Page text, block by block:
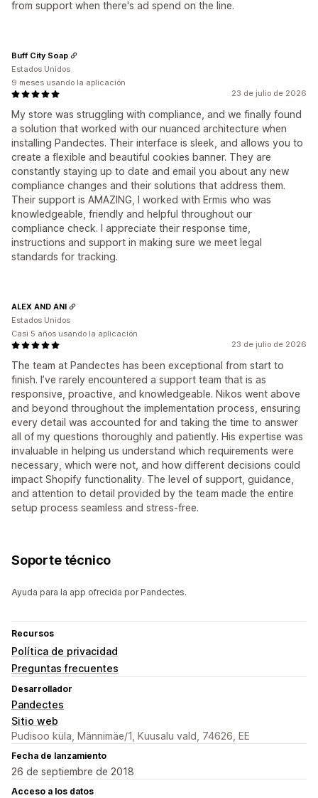
from support when there's ad spend on the line.
23 de julio de 2026
My store was struggling with compliance, and we finally found
a solution that worked with our nuanced architecture when
installing Pandectes. Their interface is sleek, and allows you to
create a flexible and beautiful cookies banner. They are
constantly staying up to date and email you about any new
compliance changes and their solutions that address them.
Their support is AMAZING, I worked with Ermis who was
knowledgeable, friendly and helpful throughout our
compliance check. I appreciate their response time,
instructions and support in making sure we meet legal
standards for tracking.
Buff City Soap
Estados Unidos
9 meses usando la aplicación
23 de julio de 2026
The team at Pandectes has been exceptional from start to
finish. I’ve rarely encountered a support team that is as
responsive, proactive, and knowledgeable. Nikos went above
and beyond throughout the implementation process, ensuring
every detail was accounted for and taking the time to answer
all of my questions thoroughly and patiently. His expertise was
invaluable in helping us understand which requirements were
necessary, which were not, and how different decisions could
impact Shopify functionality. The level of support, guidance,
and attention to detail provided by the team made the entire
setup process seamless and stress-free.
ALEX AND ANI
Estados Unidos
Casi 5 años usando la aplicación
Soporte técnico
Ayuda para la app ofrecida por Pandectes.
Recursos
Política de privacidad
Preguntas frecuentes
Desarrollador
Pandectes
Sitio web
Pudisoo küla, Männimäe/1, Kuusalu vald, 74626, EE
Fecha de lanzamiento
26 de septiembre de 2018
Acceso a los datos